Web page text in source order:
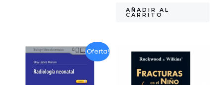
original
era:
actual
AÑADIR AL
CARRITO
¡Oferta!